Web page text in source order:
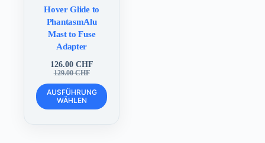
Hover Glide to
PhantasmAlu
Mast to Fuse
Adapter
129.00CHF
Ursprünglicher
Preis
war:
129.00 CHF
126.00 CHF
Aktueller
Preis
ist:
126.00 CHF.
AUSFÜHRUNG
WÄHLEN
Dieses
Produkt
weist